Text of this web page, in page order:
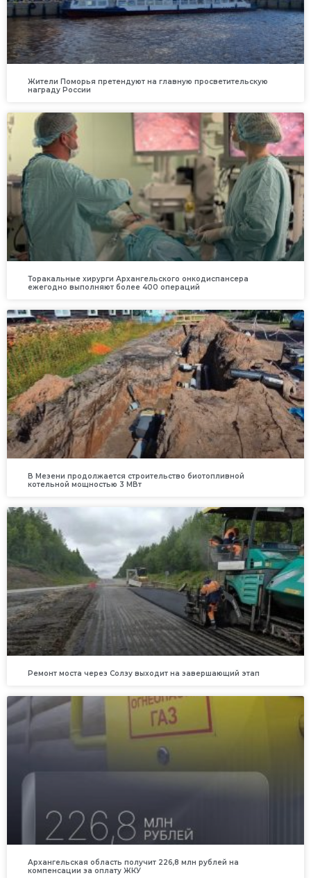
Жители Поморья претендуют на главную просветительскую
награду России
Торакальные хирурги Архангельского онкодиспансера
ежегодно выполняют более 400 операций
В Мезени продолжается строительство биотопливной
котельной мощностью 3 МВт
Ремонт моста через Солзу выходит на завершающий этап
Архангельская область получит 226,8 млн рублей на
компенсации за оплату ЖКУ